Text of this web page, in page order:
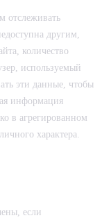
отслеживать
другим,
количество
используемый
эти данные, чтобы
информация
в агрегированном
характера.
если